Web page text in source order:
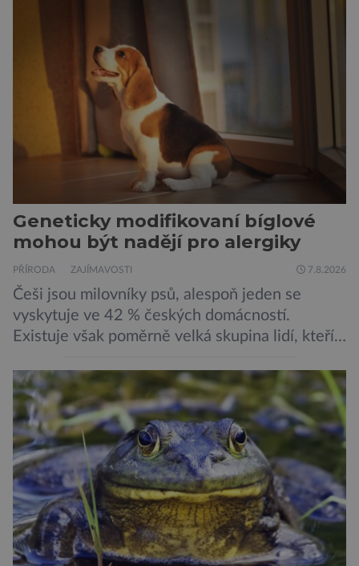
mohl pomoci v boji proti bakteriím odolným
otázky biologické bezpečnosti. Výzkumníci ze
Stanfordovy univerzity a Arc Institute […]
Geneticky modifikovaní bíglové
mohou být nadějí pro alergiky
PŘÍRODA ZAJÍMAVOSTI 7.8.2026
Češi jsou milovníky psů, alespoň jeden se
vyskytuje ve 42 % českých domácností.
Existuje však poměrně velká skupina lidí, kteří
jsou alergičtí. Jejich imunitní systém
přecitlivěle reaguje na proteiny obsažené v
psích slinách, potu, moči a šupinkách kůže,
zachycených v srsti. Vědci nyní geneticky
upravili psy, aby […]